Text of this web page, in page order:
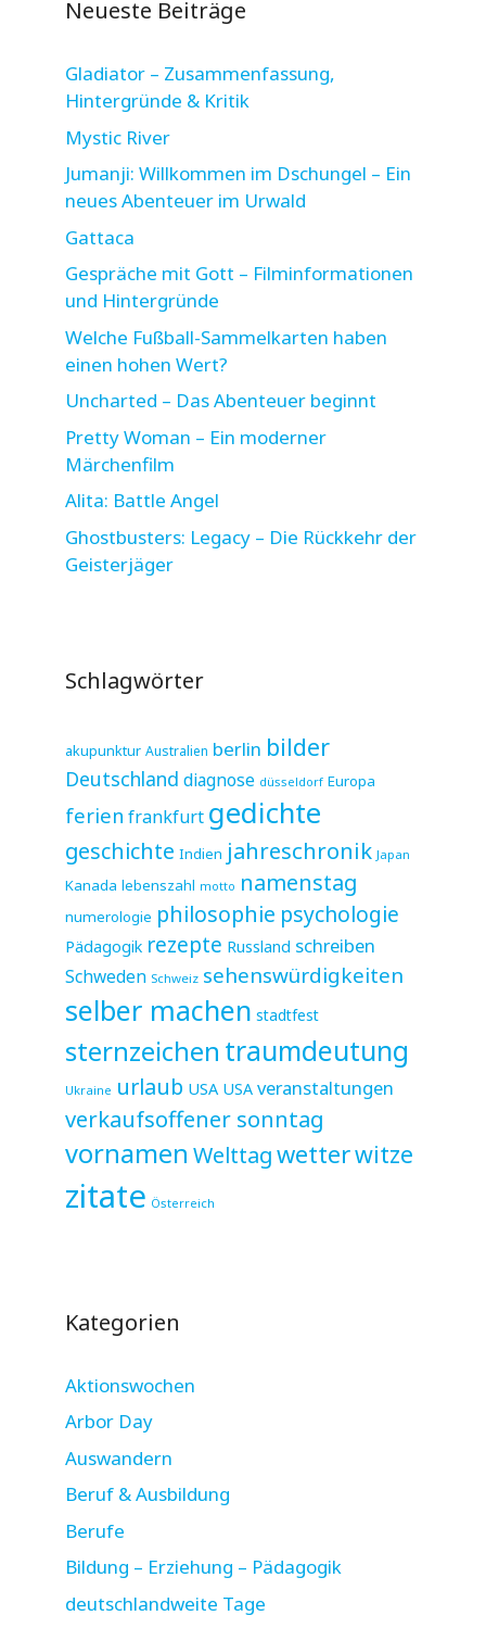
Neueste Beiträge
Gladiator – Zusammenfassung,
Hintergründe & Kritik
Mystic River
Jumanji: Willkommen im Dschungel – Ein
neues Abenteuer im Urwald
Gattaca
Gespräche mit Gott – Filminformationen
und Hintergründe
Welche Fußball-Sammelkarten haben
einen hohen Wert?
Uncharted – Das Abenteuer beginnt
Pretty Woman – Ein moderner
Märchenfilm
Alita: Battle Angel
Ghostbusters: Legacy – Die Rückkehr der
Geisterjäger
Schlagwörter
akupunktur Australien berlin bilder
Deutschland diagnose düsseldorf Europa
ferien frankfurt gedichte
geschichte Indien jahreschronik Japan
Kanada lebenszahl motto namenstag
numerologie philosophie psychologie
Pädagogik rezepte Russland schreiben
Schweden Schweiz sehenswürdigkeiten
selber machen stadtfest
sternzeichen traumdeutung
Ukraine urlaub USA USA veranstaltungen
verkaufsoffener sonntag
vornamen Welttagwetterwitze
zitate Österreich
Kategorien
Aktionswochen
Arbor Day
Auswandern
Beruf & Ausbildung
Berufe
Bildung – Erziehung – Pädagogik
deutschlandweite Tage